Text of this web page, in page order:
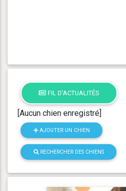
FIL D'ACTUALITÉS
[Aucun chien enregistré]
AJOUTER UN CHIEN
RECHERCHER DES CHIENS